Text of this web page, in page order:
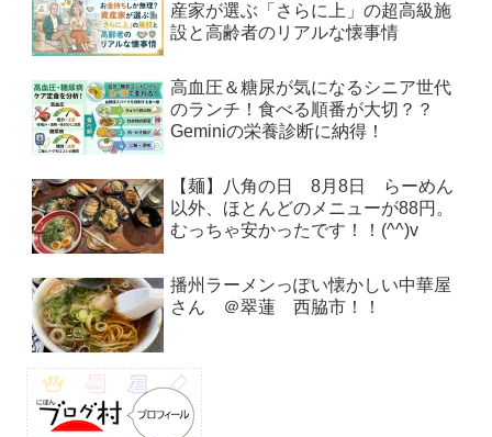
産家が選ぶ「さらに上」の超高級施
設と高齢者のリアルな懐事情
高血圧＆糖尿が気になるシニア世代
のランチ！食べる順番が大切？？
Geminiの栄養診断に納得！
【麺】八角の日 8月8日 らーめん
以外、ほとんどのメニューが88円。
むっちゃ安かったです！！(^^)v
播州ラーメンっぽい懐かしい中華屋
さん ＠翠蓮 西脇市！！